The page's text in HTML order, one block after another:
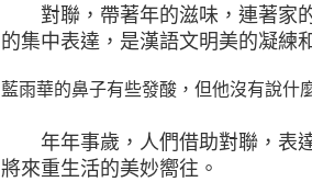
對聯，帶著年的滋味，連著家
的集中表達，是漢語文明美的凝練
藍雨華的鼻子有些發酸，但他沒有說什
年年事歲，人們借助對聯，表
將來重生活的美妙嚮往。